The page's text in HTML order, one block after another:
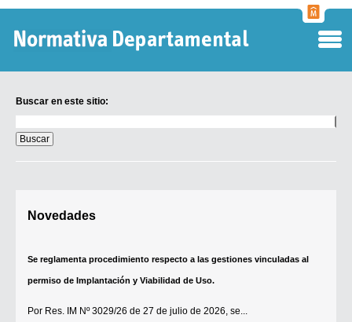
Buscar en este sitio:
en
este
sitio:
Novedades
Se reglamenta procedimiento respecto a las gestiones vinculadas al
permiso de Implantación y Viabilidad de Uso.
Por Res. IM Nº 3029/26 de 27 de julio de 2026, se...